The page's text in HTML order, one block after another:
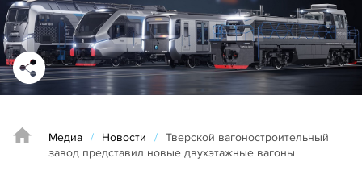
Медиа / Новости / Тверской вагоностроительный
завод представил новые двухэтажные вагоны